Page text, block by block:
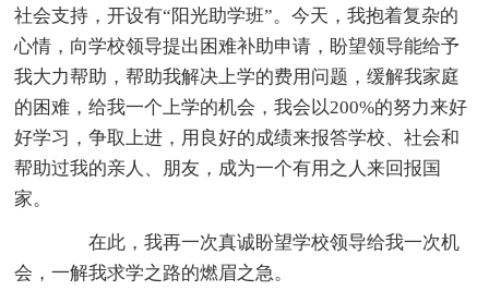
社会支持，开设有“阳光助学班”。今天，我抱着复杂的
心情，向学校领导提出困难补助申请，盼望领导能给予
我大力帮助，帮助我解决上学的费用问题，缓解我家庭
的困难，给我一个上学的机会，我会以200%的努力来好
好学习，争取上进，用良好的成绩来报答学校、社会和
帮助过我的亲人、朋友，成为一个有用之人来回报国
家。
在此，我再一次真诚盼望学校领导给我一次机
会，一解我求学之路的燃眉之急。